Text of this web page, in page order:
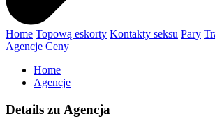
Home Topową eskorty Kontakty seksu Pary
Agencje Ceny
Home
Agencje
Details zu Agencja